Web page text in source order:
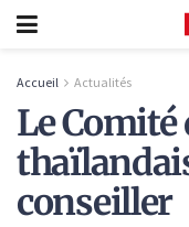
Accueil Actualités
Le
conseiller